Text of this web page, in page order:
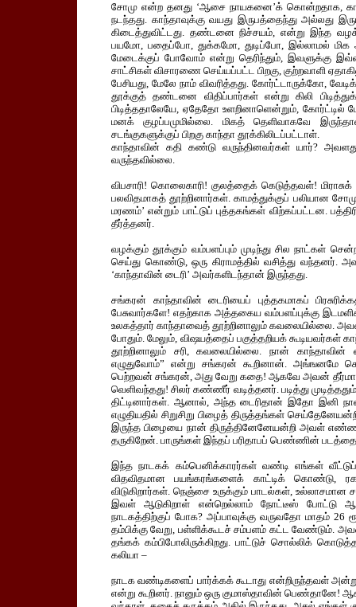
சோமு என்ற தனது ‘ஆசை நாயகனை’க் கொன்றதாக,
நடந்தது. காந்தாவுக்கு வயது இருபத்தைந்து அல்லது
கிடைத்துவிட்டது. தண்டனை நிச்சயம், என்று இந்த
பயமோ, பதைப்போ, துக்கமோ, துடிப்போ, இல்லாமல்
மேடைக்குப் போவோம் என்று தெரிந்தும், இவளுக்கு
சாட்சிகள் விசாரணை செய்யப்பட்ட பிறகு, குற்றவாளி
பேசியது, மேலே நாம் விவரித்தது. கோர்ட்டாருக்கோ,
தூக்குத் தண்டனை விதிப்பார்கள் என்று கிலி
பிடித்ததாலேயே, ஏதேதோ உளறினாளென்றும்,
மனக் குழப்பமுமில்லை. மிகத் தெளிவாகவே
சடங்குகளுக்குப் பிறகு காந்தா தூக்கிலிடப்பட்டாள்.
காந்தாவின் கதி கண்டு வருந்தினவர்கள் யார்?
வருந்தவில்லை.
விபசாரி! கொலைகாரி! குலத்தைக் கெடுத்தவள்!
பலவிதமாகத் தூற்றினார்கள். காமத்துக்குப் பலியான
மரணம்’ என்றும் பாட்டுப் புத்தகங்கள் விற்கப்பட்டன.
தீர்த்தனர்.
வழக்கும் தூக்கும் வம்பளப்பும் முடிந்து சில நாட்கள்
செய்து கொண்டு, ஒரு கிராமத்தில் வசித்து வந்தனர்.
‘காந்தாவின் டைரி’ அவர்களிடந்தான் இருந்தது.
சங்கரன் காந்தாவின் டைரியைப் புத்தகமாகப்
பேசுவார்களே! எதற்காக அத்தகைய வம்பளப்புக்கு
உலகத்தார் காந்தாவைத் தூற்றினாலும் கவலையில்லை.
போதும். மேலும், விஷயத்தைப் பகுத்தறியக் கூடியவர்கள்
தூற்றினாலும் சரி, கவலையில்லை. நான் காந்தாவின்
எழுதுவோம்” என்று சங்கரன் கூறினான். அங்ஙனமே
பெற்றவன் சங்கரன், அது வேறு கதை! ஆகவே அவன்
வெளிவந்தது! சிலர் கண்ணீர் வடித்தனர். படித்து
திட்டினார்கள். ஆனால், அந்த டைரிதான் இதோ இனி
எழுதியதில் சிறுசிறு பிழைத் திருத்தங்கள்
இருந்த பிழையை நான் திருத்தினேனேயன்றி அவள்
தருகிறேன். பாருங்கள் இந்தப் பரிதாபப் பெண்ணின்
இந்த நாடகக் கம்பெனிக்காரர்கள் வண்டி எங்கள்
விதவிதமான பயங்கரங்களைக் காட்டிக் கொண்டு,
விடுகிறார்கள். நெஞ்சை உருக்கும் பாடல்கள், உல்லாசமான
இவள் ஆடுகிறாள் என்றெல்லாம் நோட்டீஸ் போட்டு
நாடகத்திற்குப் போக? அப்பாவுக்கு வருவதோ மாதம்
தம்பிக்கு வேறு, பள்ளிக்கூடச் சம்பளம் கட்ட வேண்டும்.
தங்கக் கம்பிபோலிருக்கிறது. பாட்டுச் சொல்லிக்
கலியா –
நாடக வண்டிகளைப் பார்க்கக் கூடாது என்றிருந்தவள்
என்று கூறினர். நானும் ஒரு குமாஸ்தாவின் பெண்தானே!